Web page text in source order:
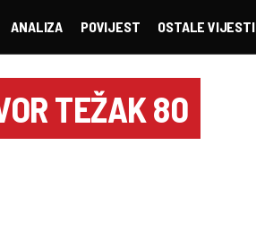
ANALIZA POVIJEST OSTALE VIJESTI
TEŽAK 80